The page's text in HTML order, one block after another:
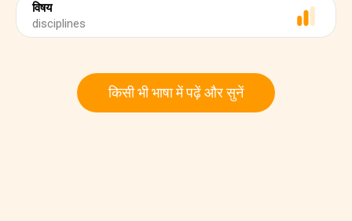
विषय
disciplines
किसी भी भाषा में पढ़ें और सुनें